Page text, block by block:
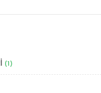
(1)